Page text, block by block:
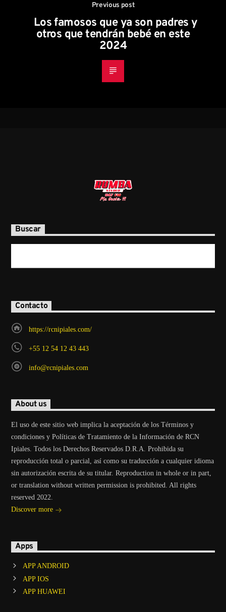
Previous post
Los famosos que ya son padres y
otros que tendrán bebé en este
2024
Buscar
Contacto
https://rcnipiales.com/
+55 12 54 12 43 443
info@rcnipiales.com
About us
El uso de este sitio web implica la aceptación de los Términos y
condiciones y Políticas de Tratamiento de la Información de RCN
Ipiales. Todos los Derechos Reservados D.R.A. Prohibida su
reproducción total o parcial, así como su traducción a cualquier idioma
sin autorización escrita de su titular. Reproduction in whole or in part,
or translation without written permission is prohibited. All rights
reserved 2022.
Discover more
Apps
APP ANDROID
APP IOS
APP HUAWEI